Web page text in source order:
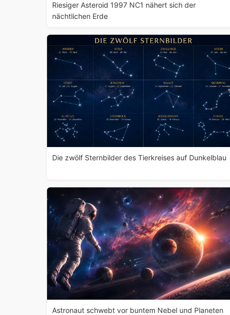
Riesiger Asteroid 1997 NC1 nähert sich der
nächtlichen Erde
Die zwölf Sternbilder des Tierkreises auf Dunkelblau
Astronaut schwebt vor buntem Nebel und Planeten